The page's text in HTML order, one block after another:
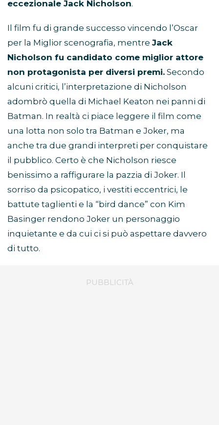
eccezionale Jack Nicholson.
Il film fu di grande successo vincendo l’Oscar
per la Miglior scenografia, mentre Jack
Nicholson fu candidato come miglior attore
non protagonista per diversi premi. Secondo
alcuni critici, l’interpretazione di Nicholson
adombrò quella di Michael Keaton nei panni di
Batman. In realtà ci piace leggere il film come
una lotta non solo tra Batman e Joker, ma
anche tra due grandi interpreti per conquistare
il pubblico. Certo è che Nicholson riesce
benissimo a raffigurare la pazzia di Joker. Il
sorriso da psicopatico, i vestiti eccentrici, le
battute taglienti e la “bird dance” con Kim
Basinger rendono Joker un personaggio
inquietante e da cui ci si può aspettare davvero
di tutto.